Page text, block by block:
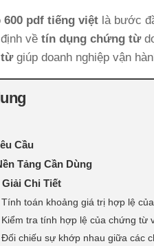
600 pdf tiếng việt là bước
về tín dụng chứng từ
giúp doanh nghiệp vận
Cầu
Tảng Cần Dùng
Chi Tiết
toán khoảng giá trị hợp lệ
tra tính hợp lệ của chứng từ
chiếu sự khớp nhau giữa các